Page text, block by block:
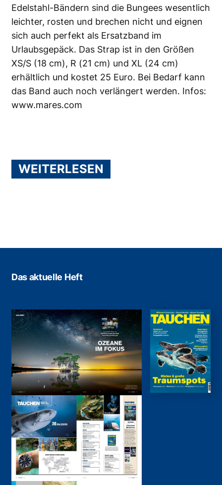
Edelstahl-Bändern sind die Bungees wesentlich
leichter, rosten und brechen nicht und eignen
sich auch perfekt als Ersatzband im
Urlaubsgepäck. Das Strap ist in den Größen
XS/S (18 cm), R (21 cm) und XL (24 cm)
erhältlich und kostet 25 Euro. Bei Bedarf kann
das Band auch noch verlängert werden. Infos:
www.mares.com
WEITERLESEN
Das aktuelle Heft